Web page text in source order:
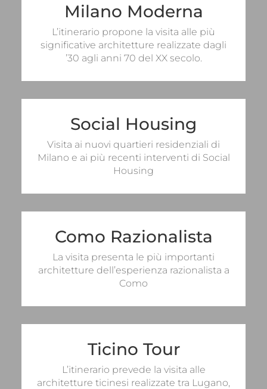
Milano Moderna
L’itinerario propone la visita alle più
significative architetture realizzate dagli
’30 agli anni 70 del XX secolo.
Il tour prevede un itinerario Half Day di 4
ore e uno Full Day di 8 ore. Gli itinerari
possono essere proposti con spostamenti
in bus privato, biciclette o mezzi pubblici.
Social Housing
Visita ai nuovi quartieri residenziali di
Milano e ai più recenti interventi di Social
Housing
Per informazioni sulle visite
RICHIEDI INFO
Como Razionalista
La visita presenta le più importanti
architetture dell’esperienza razionalista a
Como
Per informazioni sulle visite
RICHIEDI INFO
Ticino Tour
L’itinerario prevede la visita alle
architetture ticinesi realizzate tra Lugano,
Per informazioni sulle visite